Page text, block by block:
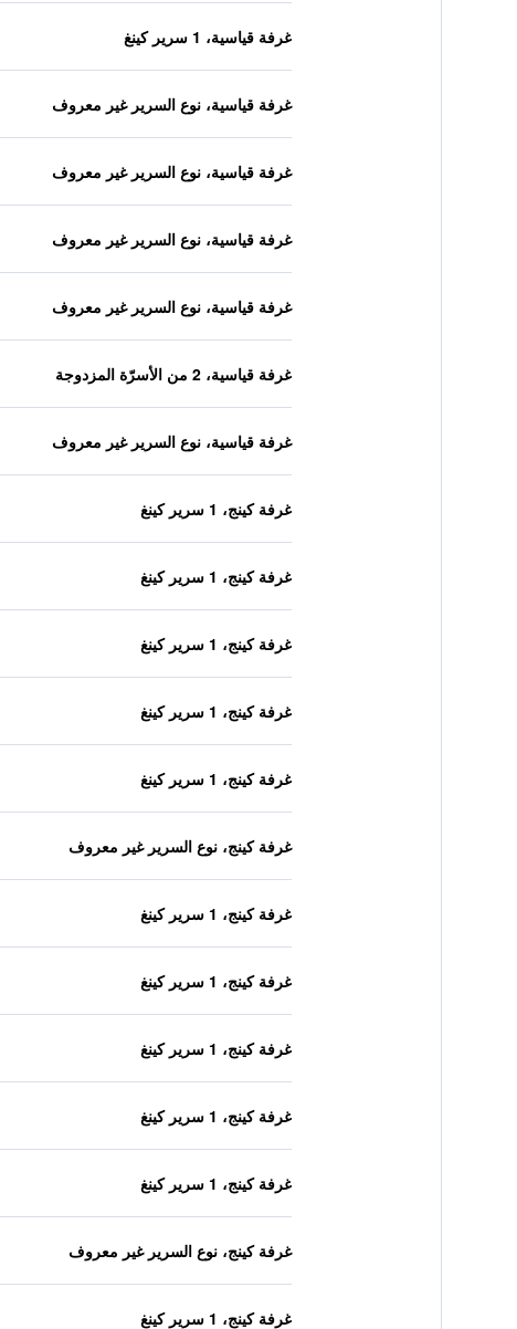
غرفة قياسية، 1 سرير كينغ
غرفة قياسية، نوع السرير غير معروف
غرفة قياسية، نوع السرير غير معروف
غرفة قياسية، نوع السرير غير معروف
غرفة قياسية، نوع السرير غير معروف
غرفة قياسية، 2 من الأسرّة المزدوجة
غرفة قياسية، نوع السرير غير معروف
غرفة كينج، 1 سرير كينغ
غرفة كينج، 1 سرير كينغ
غرفة كينج، 1 سرير كينغ
غرفة كينج، 1 سرير كينغ
غرفة كينج، 1 سرير كينغ
غرفة كينج، نوع السرير غير معروف
غرفة كينج، 1 سرير كينغ
غرفة كينج، 1 سرير كينغ
غرفة كينج، 1 سرير كينغ
غرفة كينج، 1 سرير كينغ
غرفة كينج، 1 سرير كينغ
غرفة كينج، نوع السرير غير معروف
غرفة كينج، 1 سرير كينغ